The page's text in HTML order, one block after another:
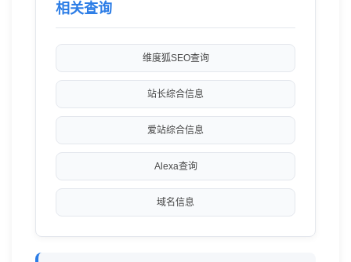
相关查询
维度狐SEO查询
站长综合信息
爱站综合信息
Alexa查询
域名信息